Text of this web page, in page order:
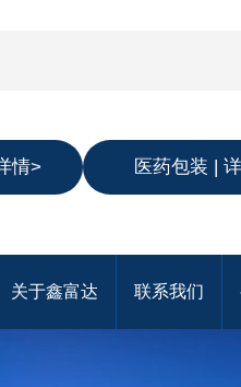
情> 医药包装 |
关于鑫富达 联系我们